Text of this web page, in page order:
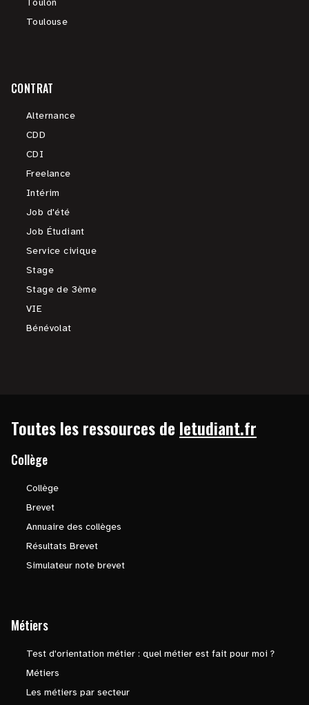
Toulon
Toulouse
CONTRAT
Alternance
CDD
CDI
Freelance
Intérim
Job d'été
Job Étudiant
Service civique
Stage
Stage de 3ème
VIE
Bénévolat
Toutes les ressources de letudiant.fr
Collège
Collège
Brevet
Annuaire des collèges
Résultats Brevet
Simulateur note brevet
Métiers
Test d'orientation métier : quel métier est fait pour moi ?
Métiers
Les métiers par secteur